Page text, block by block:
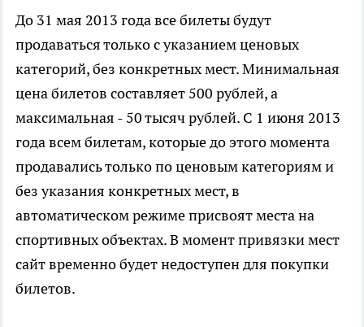
До 31 мая 2013 года все билеты будут
продаваться только с указанием ценовых
категорий, без конкретных мест. Минимальная
цена билетов составляет 500 рублей, а
максимальная - 50 тысяч рублей. С 1 июня 2013
года всем билетам, которые до этого момента
продавались только по ценовым категориям и
без указания конкретных мест, в
автоматическом режиме присвоят места на
спортивных объектах. В момент привязки мест
сайт временно будет недоступен для покупки
билетов.